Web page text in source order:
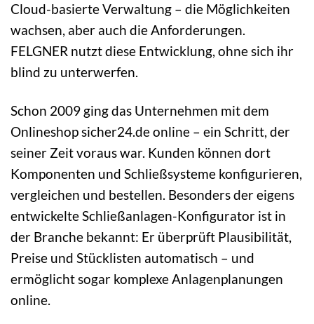
Cloud-basierte Verwaltung – die Möglichkeiten
wachsen, aber auch die Anforderungen.
FELGNER nutzt diese Entwicklung, ohne sich ihr
blind zu unterwerfen.
Schon 2009 ging das Unternehmen mit dem
Onlineshop sicher24.de online – ein Schritt, der
seiner Zeit voraus war. Kunden können dort
Komponenten und Schließsysteme konfigurieren,
vergleichen und bestellen. Besonders der eigens
entwickelte Schließanlagen-Konfigurator ist in
der Branche bekannt: Er überprüft Plausibilität,
Preise und Stücklisten automatisch – und
ermöglicht sogar komplexe Anlagenplanungen
online.